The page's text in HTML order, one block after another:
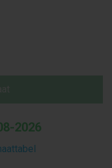
2026